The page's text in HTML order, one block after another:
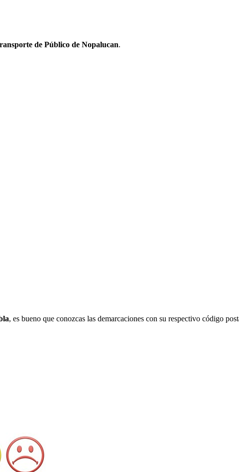
de Público de Nopalucan.
, es bueno que conozcas las demarcaciones con su respectivo código